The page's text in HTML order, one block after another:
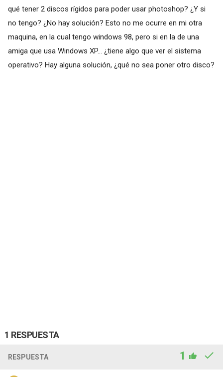
qué tener 2 discos rígidos para poder usar photoshop? ¿Y si
no tengo? ¿No hay solución? Esto no me ocurre en mi otra
maquina, en la cual tengo windows 98, pero si en la de una
amiga que usa Windows XP... ¿tiene algo que ver el sistema
operativo? Hay alguna solución, ¿qué no sea poner otro disco?
1 RESPUESTA
RESPUESTA 1